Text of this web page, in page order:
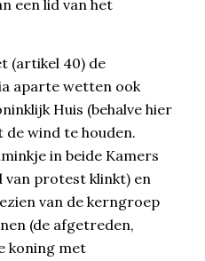
een lid van het
(artikel 40) de
aparte wetten ook
Huis (behalve hier
de wind te houden.
in beide Kamers
van protest klinkt) en
van de kerngroep
(de afgetreden,
koning met